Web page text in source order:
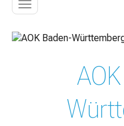
Navigation